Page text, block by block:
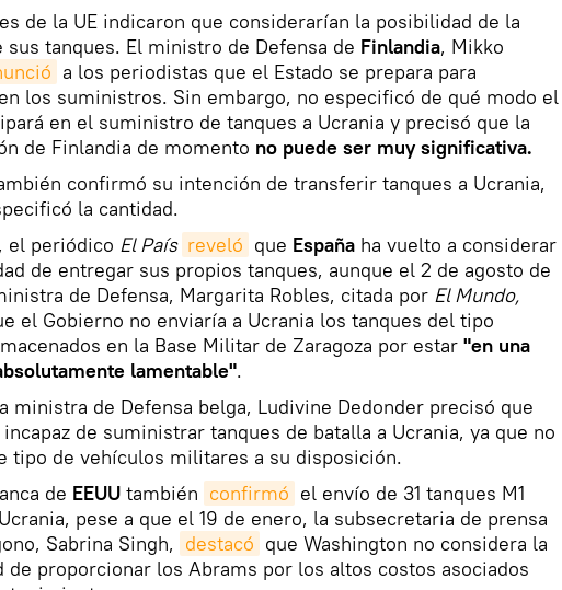
de la UE indicaron que considerarían la posibilidad de la
sus tanques. El ministro de Defensa de Finlandia, Mikko
a los periodistas que el Estado se prepara para
los suministros. Sin embargo, no especificó de qué modo el
en el suministro de tanques a Ucrania y precisó que la
de Finlandia de momento no puede ser muy significativa.
confirmó su intención de transferir tanques a Ucrania,
la cantidad.
el periódico El País reveló que España ha vuelto a considerar
de entregar sus propios tanques, aunque el 2 de agosto de
de Defensa, Margarita Robles, citada por El Mundo,
el Gobierno no enviaría a Ucrania los tanques del tipo
en la Base Militar de Zaragoza por estar "en una
lamentable".
ministra de Defensa belga, Ludivine Dedonder precisó que
incapaz de suministrar tanques de batalla a Ucrania, ya que no
tipo de vehículos militares a su disposición.
de EEUU también confirmó el envío de 31 tanques M1
pese a que el 19 de enero, la subsecretaria de prensa
Sabrina Singh, destacó que Washington no considera la
de proporcionar los Abrams por los altos costos asociados